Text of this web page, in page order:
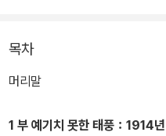
20세기 초, 전 세계를 뒤흔든 경
연 재해처럼 한 개인이나 정부
목차
머리말
1 부 예기치 못한 태풍：1914